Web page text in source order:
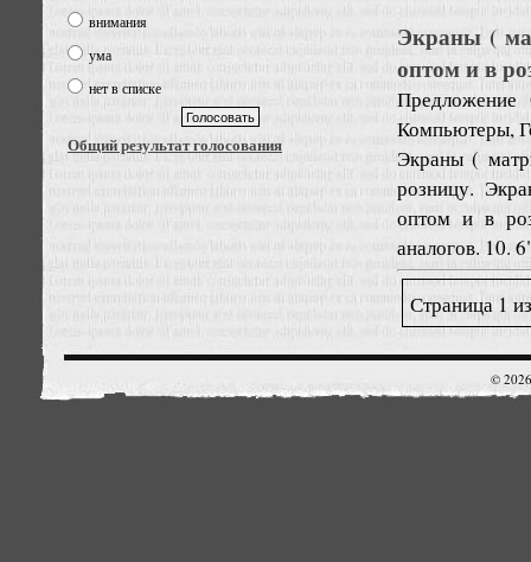
внимания
ума
нет в списке
Общий результат голосования
Экраны (
оптом и в
Предложение
Компьютеры,
Экраны (
розницу.
оптом и в
аналогов. 10.
Страница 1
©